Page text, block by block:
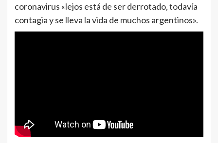
coronavirus «lejos está de ser derrotado, todavía
contagia y se lleva la vida de muchos argentinos».